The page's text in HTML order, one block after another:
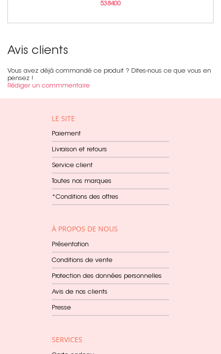
538400
Avis clients
Vous avez déjà commandé ce produit ? Dites-nous ce que vous en
pensez !
Rédiger un commmentaire
LE SITE
Paiement
Livraison et retours
Service client
Toutes nos marques
*Conditions des offres
À PROPOS DE NOUS
Présentation
Conditions de vente
Protection des données personnelles
Avis de nos clients
Presse
SERVICES